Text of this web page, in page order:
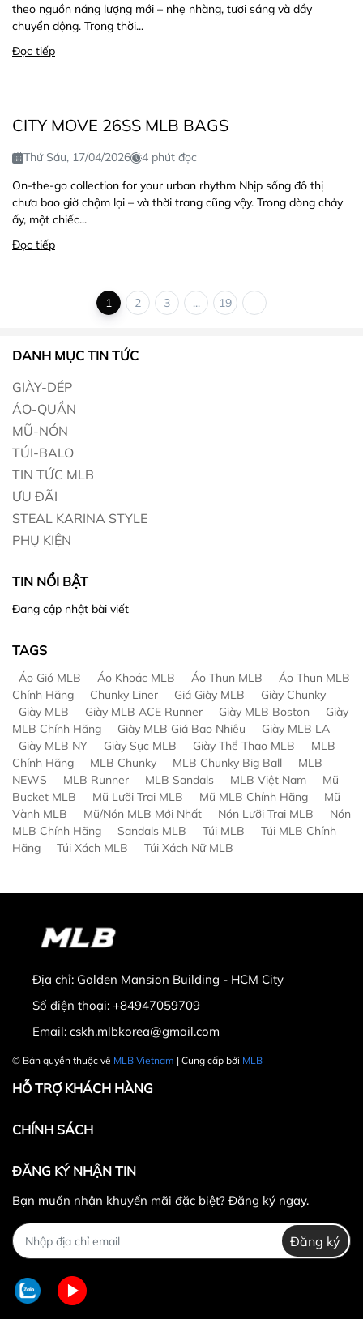
theo nguồn năng lượng mới – nhẹ nhàng, tươi sáng và đầy
chuyển động. Trong thời...
Đọc tiếp
CITY MOVE 26SS MLB BAGS
Thứ Sáu, 17/04/2026
4 phút đọc
On-the-go collection for your urban rhythm Nhịp sống đô thị
chưa bao giờ chậm lại – và thời trang cũng vậy. Trong dòng chảy
ấy, một chiếc...
Đọc tiếp
1 2 3 ... 19
DANH MỤC TIN TỨC
GIÀY-DÉP
ÁO-QUẦN
MŨ-NÓN
TÚI-BALO
TIN TỨC MLB
ƯU ĐÃI
STEAL KARINA STYLE
PHỤ KIỆN
TIN NỔI BẬT
Đang cập nhật bài viết
TAGS
Áo Gió MLB Áo Khoác MLB Áo Thun MLB
Áo Thun MLB
Chính Hãng
Chunky Liner Giá Giày MLB
Giày Chunky
Giày MLB
Giày MLB ACE Runner Giày MLB Boston
Giày
MLB Chính Hãng
Giày MLB Giá Bao Nhiêu
Giày MLB LA
Giày MLB NY
Giày Sục MLB Giày Thể Thao MLB
MLB
Chính Hãng
MLB Chunky MLB Chunky Big Ball
MLB
NEWS
MLB Runner MLB Sandals MLB Việt Nam
Mũ
Bucket MLB
Mũ Lưỡi Trai MLB Mũ MLB Chính Hãng
Mũ
Vành MLB
Mũ/Nón MLB Mới Nhất Nón Lưỡi Trai MLB
Nón
MLB Chính Hãng
Sandals MLB Túi MLB
Túi MLB Chính
Hãng
Túi Xách MLB Túi Xách Nữ MLB
Địa chỉ: Golden Mansion Building - HCM City
Số điện thoại: +84947059709
Email: cskh.mlbkorea@gmail.com
© Bản quyền thuộc về MLB Vietnam | Cung cấp bởi MLB
HỖ TRỢ KHÁCH HÀNG
CHÍNH SÁCH
ĐĂNG KÝ NHẬN TIN
Bạn muốn nhận khuyến mãi đặc biệt? Đăng ký ngay.
Đăng ký